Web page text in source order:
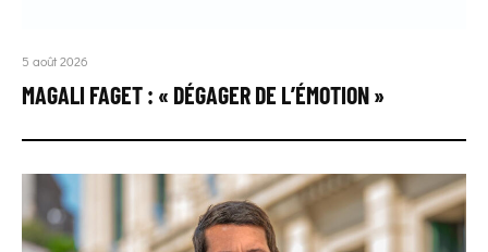
5 août 2026
MAGALI FAGET : « DÉGAGER DE L’ÉMOTION »